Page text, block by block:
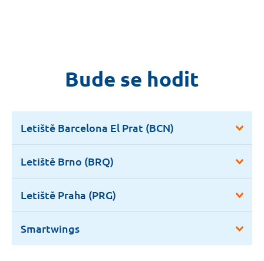
Bude se hodit
Letiště Barcelona El Prat (BCN)
Letiště Brno (BRQ)
Letiště Praha (PRG)
Smartwings